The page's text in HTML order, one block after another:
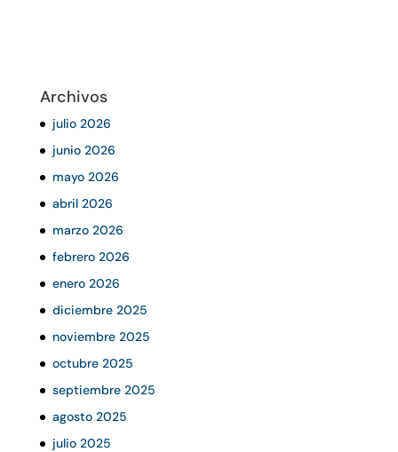
Archivos
julio 2026
junio 2026
mayo 2026
abril 2026
marzo 2026
febrero 2026
enero 2026
diciembre 2025
noviembre 2025
octubre 2025
septiembre 2025
agosto 2025
julio 2025